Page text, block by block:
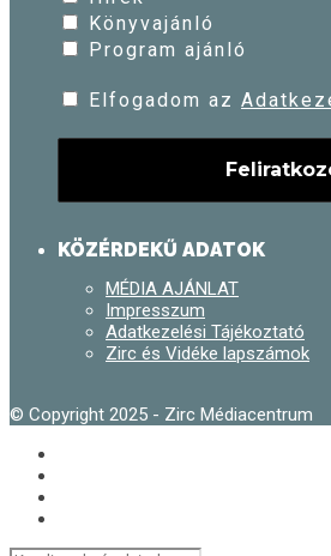
Könyvajánló
Program ajánló
Elfogadom az
KÖZÉRDEKŰ ADATOK
MÉDIA AJÁNLAT
Impresszum
Adatkezelési Tájékoztató
Zirc és Vidéke lapszámok
© Copyright 2025 - Zirc Médiacentrum